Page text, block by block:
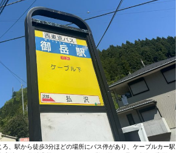
、駅から徒歩3分ほどの場所にバス停があり、ケーブルカー駅